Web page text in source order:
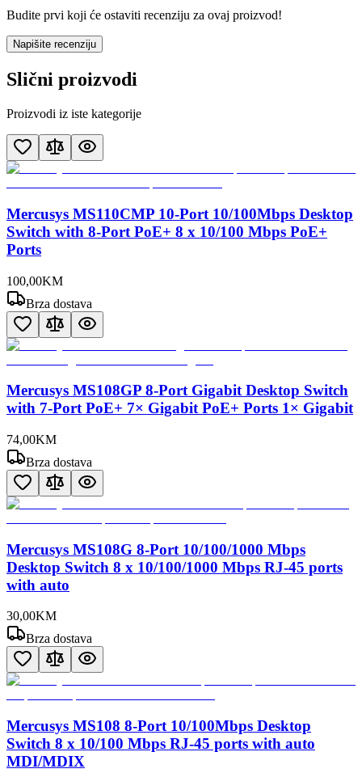
Budite prvi koji će ostaviti recenziju za ovaj proizvod!
Napišite recenziju
Slični proizvodi
Proizvodi iz iste kategorije
Mercusys MS110CMP 10-Port 10/100Mbps Desktop
Switch with 8-Port PoE+ 8 x 10/100 Mbps PoE+
Ports
100,00KM
Brza dostava
Mercusys MS108GP 8-Port Gigabit Desktop Switch
with 7-Port PoE+ 7× Gigabit PoE+ Ports 1× Gigabit
74,00KM
Brza dostava
Mercusys MS108G 8-Port 10/100/1000 Mbps
Desktop Switch 8 x 10/100/1000 Mbps RJ-45 ports
with auto
30,00KM
Brza dostava
Mercusys MS108 8-Port 10/100Mbps Desktop
Switch 8 x 10/100 Mbps RJ-45 ports with auto
MDI/MDIX